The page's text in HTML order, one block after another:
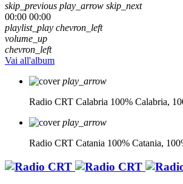
skip_previous play_arrow skip_next
00:00 00:00
playlist_play chevron_left
volume_up
chevron_left
Vai all'album
play_arrow
Radio CRT Calabria 100% Calabria,
play_arrow
Radio CRT Catania 100% Catania,